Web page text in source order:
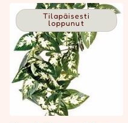
Tilapäisesti
loppunut